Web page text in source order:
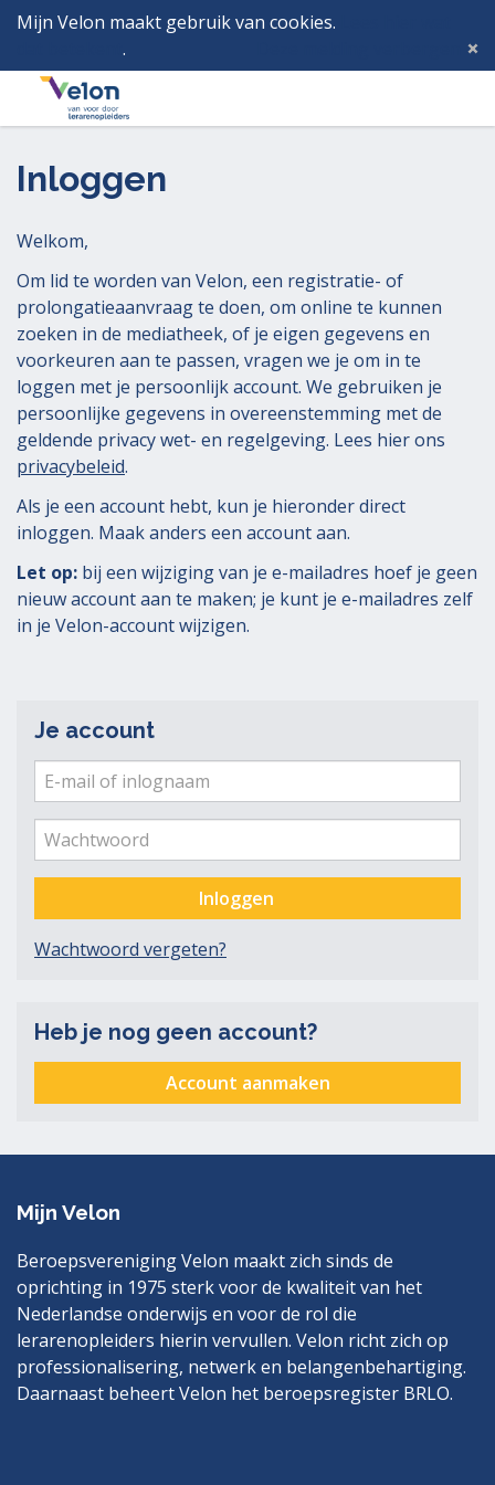
Mijn Velon maakt gebruik van cookies.
.
Menu
Inloggen
Welkom,
Om lid te worden van Velon, een registratie- of
prolongatieaanvraag te doen, om online te kunnen
zoeken in de mediatheek, of je eigen gegevens en
voorkeuren aan te passen, vragen we je om in te
loggen met je persoonlijk account. We gebruiken je
persoonlijke gegevens in overeenstemming met de
geldende privacy wet- en regelgeving. Lees hier ons
privacybeleid.
Als je een account hebt, kun je hieronder direct
inloggen. Maak anders een account aan.
Let op: bij een wijziging van je e-mailadres hoef je geen
nieuw account aan te maken; je kunt je e-mailadres zelf
in je Velon-account wijzigen.
Je account
E-
mail
of
inlognaam
Wachtwoord
Inloggen
Wachtwoord vergeten?
Heb je nog geen account?
Account aanmaken
Mijn Velon
Beroepsvereniging Velon maakt zich sinds de
oprichting in 1975 sterk voor de kwaliteit van het
Nederlandse onderwijs en voor de rol die
lerarenopleiders hierin vervullen. Velon richt zich op
professionalisering, netwerk en belangenbehartiging.
Daarnaast beheert Velon het beroepsregister BRLO.